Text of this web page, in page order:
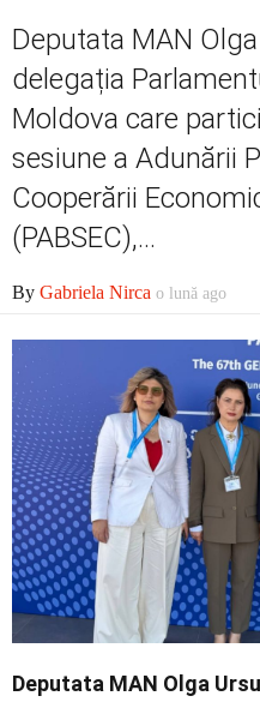
Social
Economic
Deputata MAN
delegația
Moldova care
sesiune a Adunării
Cooperării
(PABSEC),...
By Gabriela Nirca o lună ago
Deputata MAN Olga